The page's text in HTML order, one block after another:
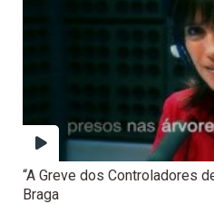
“A Greve dos Controladores
Braga